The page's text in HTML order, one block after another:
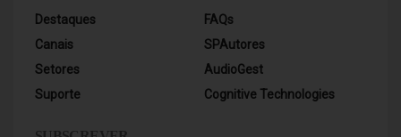
Destaques
Canais
Setores
Suporte
FAQs
SPAutores
AudioGest
Cognitive Technologies